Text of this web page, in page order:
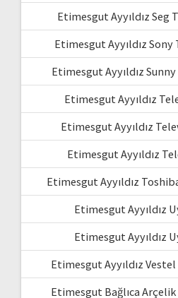
Etimesgut Ayyıldız Seg
Etimesgut Ayyıldız
Etimesgut Ayyıldız
Etimesgut Ayyıldız
Etimesgut Ayyıldız
Etimesgut Ayyıldız
Etimesgut Ayyıldız
Etimesgut Ayyıldız
Etimesgut Ayyıldız
Etimesgut Ayyıldız
Etimesgut Bağlıca